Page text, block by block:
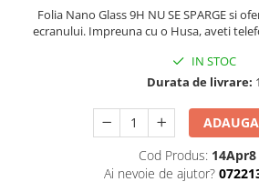
Folia Nano Glass 9H NU SE SPARGE si
ecranului. Impreuna cu o Husa, aveti
IN STOC
Durata de livrare: 1
Cod Produs: 14Apr8
Ai nevoie de ajutor?